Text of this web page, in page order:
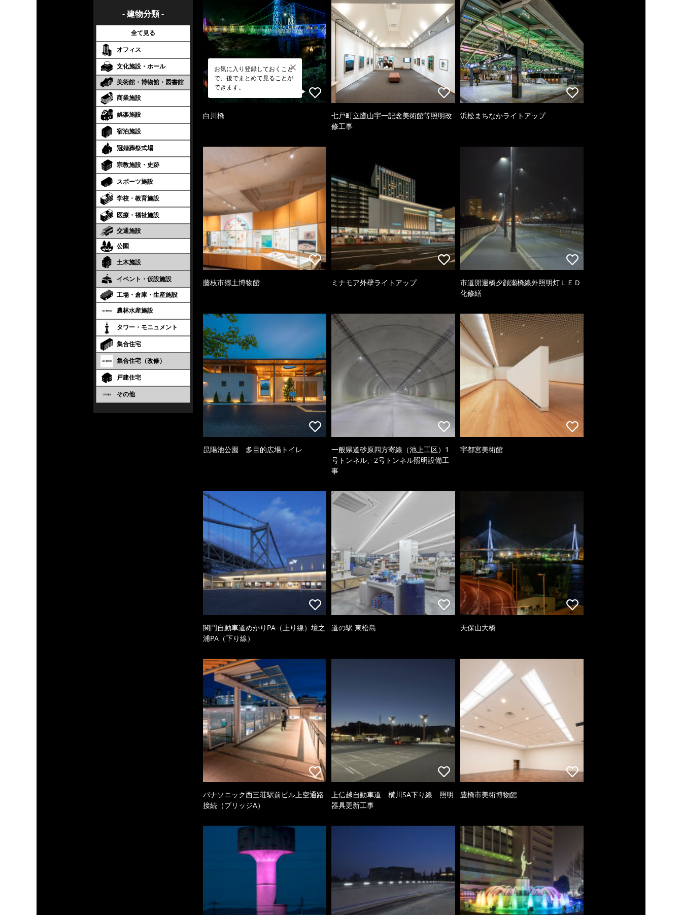
- 建物分類 -
全て見る
オフィス
文化施設・ホール
美術館・博物館・図書館
商業施設
娯楽施設
宿泊施設
冠婚葬祭式場
宗教施設・史跡
スポーツ施設
学校・教育施設
医療・福祉施設
交通施設
公園
土木施設
イベント・仮設施設
工場・倉庫・生産施設
農林水産施設
タワー・モニュメント
集合住宅
集合住宅（改修）
戸建住宅
その他
お気に入り登録しておくこと
で、後でまとめて見ることが
できます。
白川橋
七戸町立鷹山宇一記念美術館等照明改
修工事
浜松まちなかライトアップ
藤枝市郷土博物館 ミナモア外壁ライトアップ
市道開運橋夕顔瀬橋線外照明灯ＬＥＤ
化修繕
昆陽池公園 多目的広場トイレ
一般県道砂原四方寄線（池上工区）1
号トンネル、2号トンネル照明設備工
事
宇都宮美術館
関門自動車道めかりPA（上り線）壇之
浦PA（下り線）
道の駅 東松島 天保山大橋
パナソニック西三荘駅前ビル上空通路
接続（ブリッジA）
上信越自動車道 横川SA下り線 照明
器具更新工事
豊橋市美術博物館